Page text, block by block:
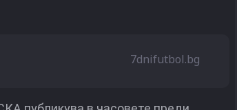
7dnifutbol.bg